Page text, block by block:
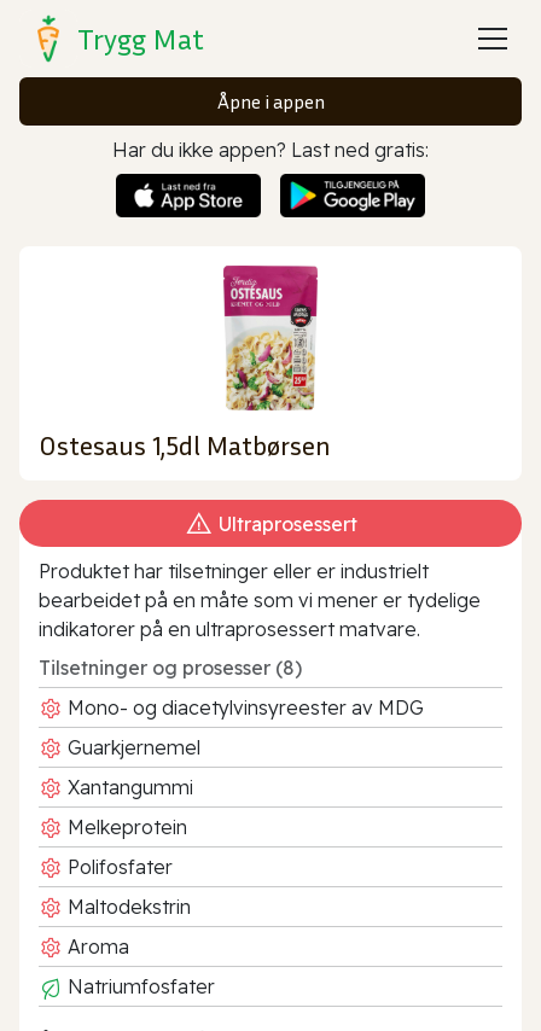
Trygg Mat
Åpne i appen
Har du ikke appen? Last ned gratis:
Ostesaus 1,5dl Matbørsen
Ultraprosessert
Produktet har tilsetninger eller er industrielt
bearbeidet på en måte som vi mener er tydelige
indikatorer på en ultraprosessert matvare.
Tilsetninger og prosesser (8)
Mono- og diacetylvinsyreester av MDG
Guarkjernemel
Xantangummi
Melkeprotein
Polifosfater
Maltodekstrin
Aroma
Natriumfosfater